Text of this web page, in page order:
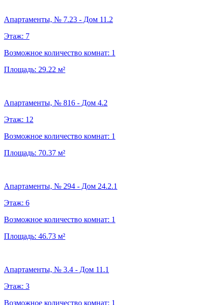
Апартаменты, № 7.23 - Дом 11.2
Этаж: 7
Возможное количество комнат: 1
Площадь: 29.22 м²
Апартаменты, № 816 - Дом 4.2
Этаж: 12
Возможное количество комнат: 1
Площадь: 70.37 м²
Апартаменты, № 294 - Дом 24.2.1
Этаж: 6
Возможное количество комнат: 1
Площадь: 46.73 м²
Апартаменты, № 3.4 - Дом 11.1
Этаж: 3
Возможное количество комнат: 1